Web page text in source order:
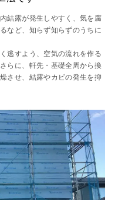
結露が発生しやすく、気を腐
など、知らず知らずのうちに
逃すよう、空気の流れを作る
らに、軒先・基礎全周から換
させ、結露やカビの発生を抑